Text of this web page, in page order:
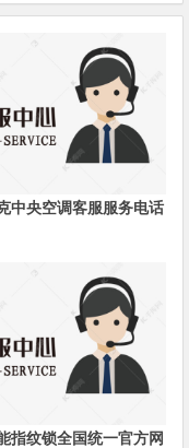
中央空调客服服务电话
指纹锁全国统一官方网